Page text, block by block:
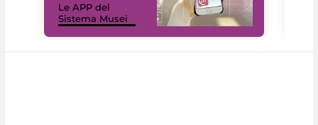
Le APP del
Sistema Musei